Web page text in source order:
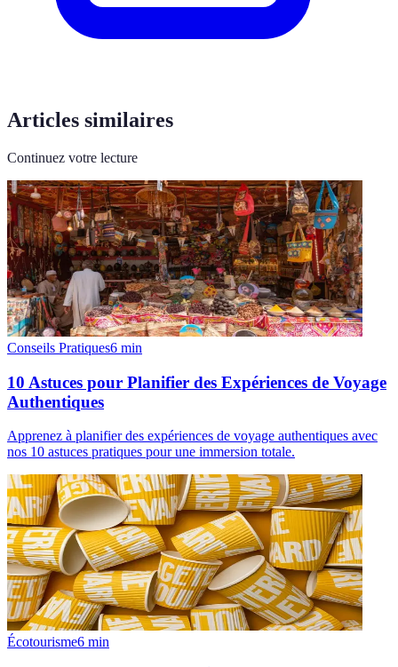
Articles similaires
Continuez votre lecture
Conseils Pratiques6 min
10 Astuces pour Planifier des Expériences de Voyage
Authentiques
Apprenez à planifier des expériences de voyage authentiques avec
nos 10 astuces pratiques pour une immersion totale.
Écotourisme6 min